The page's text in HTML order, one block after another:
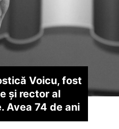
Voicu, fost
și rector al
Avea 74 de ani